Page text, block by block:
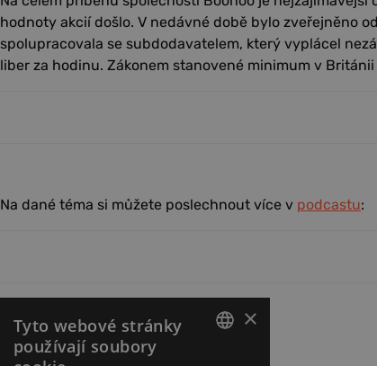
hodnoty akcií došlo. V nedávné době bylo zveřejněno
spolupracovala se subdodavatelem, který vyplácel
liber za hodinu. Zákonem stanovené minimum v
Na dané téma si můžete poslechnout více v podcastu: